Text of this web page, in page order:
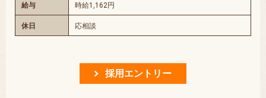
給与 時給1,162円
休日 応相談
採用エントリー